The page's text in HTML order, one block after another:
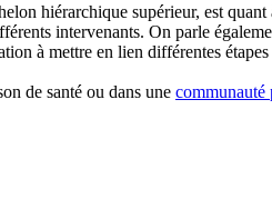
hiérarchique supérieur, est
intervenants. On parle
à mettre en lien différentes
de santé ou dans une communauté